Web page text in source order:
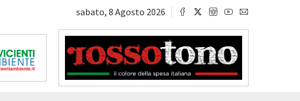
sabato, 8 Agosto 2026